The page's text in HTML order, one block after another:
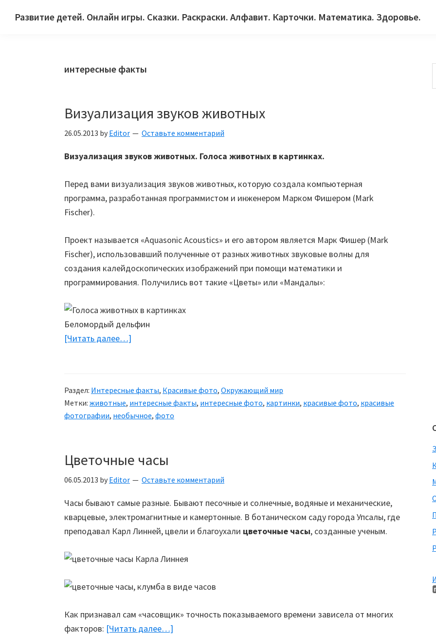
Развитие детей. Онлайн игры. Сказки. Раскраски. Алфавит. Карточки. Математика. Здоровье.
интересные факты
Визуализация звуков животных
26.05.2013 by Editor Оставьте комментарий
Визуализация звуков животных. Голоса животных в картинках.
Перед вами визуализация звуков животных, которую создала компьютерная
программа, разработанная программистом и инженером Марком Фишером (Mark
Fischer).
Проект называется «Aquasonic Acoustics» и его автором является Марк Фишер (Mark
Fischer), использовавший полученные от разных животных звуковые волны для
создания калейдоскопических изображений при помощи математики и
программирования. Получились вот такие «Цветы» или «Мандалы»:
Беломордый дельфин
[Читать далее…]
Раздел: Интересные факты, Красивые фото, Окружающий мир
Метки: животные, интересные факты, интересные фото, картинки, красивые фото, красивые
фотографии, необычное, фото
Цветочные часы
06.05.2013 by Editor Оставьте комментарий
Часы бывают самые разные. Бывают песочные и солнечные, водяные и механические,
кварцевые, электромагнитные и камертонные. В ботаническом саду города Упсалы, где
преподавал Карл Линней, цвели и благоухали цветочные часы, созданные ученым.
Как признавал сам «часовщик» точность показываемого времени зависела от многих
факторов: [Читать далее…]